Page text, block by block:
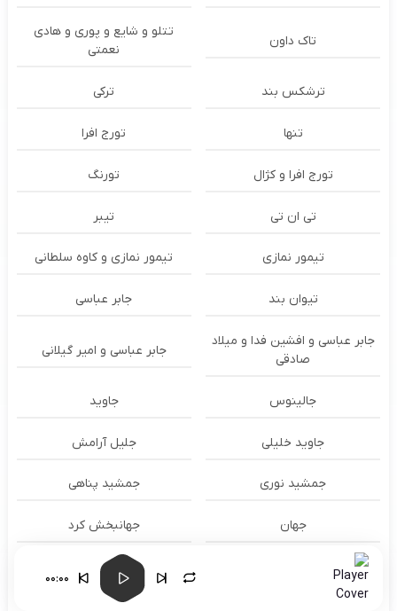
تاک داون
تتلو و شایع و پوری و هادی
نعمتی
ترشكس بند ترکی
تنها تورج افرا
تورج افرا و کژال تورنگ
تی ان تی تیبر
تیمور نمازی تیمور نمازی و کاوه سلطانی
تیوان بند جابر عباسی
جابر عباسی و افشین فدا و میلاد
صادقی
جابر عباسی و امیر گیلانی
جالینوس جاوید
جاوید خلیلی جلیل آرامش
جمشید نوری جمشید پناهی
جهان جهانبخش کرد
جواد امانی
00:00